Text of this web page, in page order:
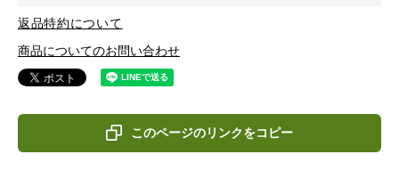
返品特約について
商品についてのお問い合わせ
このページのリンクをコピー